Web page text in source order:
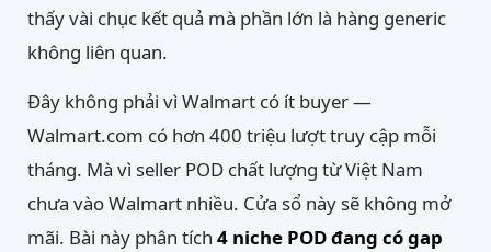
thấy vài chục kết quả mà phần lớn là hàng generic
không liên quan.
Đây không phải vì Walmart có ít buyer —
Walmart.com có hơn 400 triệu lượt truy cập mỗi
tháng. Mà vì seller POD chất lượng từ Việt Nam
chưa vào Walmart nhiều. Cửa sổ này sẽ không mở
mãi. Bài này phân tích 4 niche POD đang có gap